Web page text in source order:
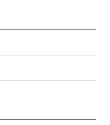
Facebook